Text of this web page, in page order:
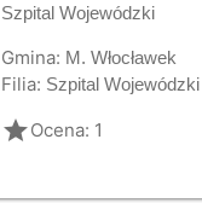
Szpital Wojewódzki
Gmina: M. Włocławek
Filia: Szpital Wojewódzki
gradeOcena: 1